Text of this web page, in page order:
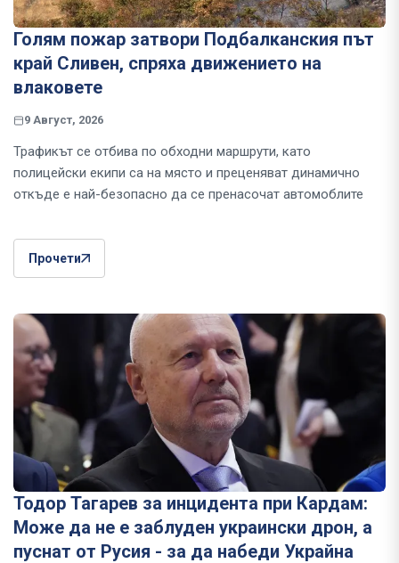
Голям пожар затвори Подбалканския път
край Сливен, спряха движението на
влаковете
9 Август, 2026
Трафикът се отбива по обходни маршрути, като
полицейски екипи са на място и преценяват динамично
откъде е най-безопасно да се пренасочат автомоблите
Прочети
Тодор Тагарев за инцидента при Кардам:
Може да не е заблуден украински дрон, а
пуснат от Русия - за да набеди Украйна